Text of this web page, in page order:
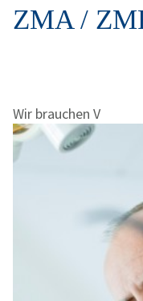
ZMA /
Wir brauchen V